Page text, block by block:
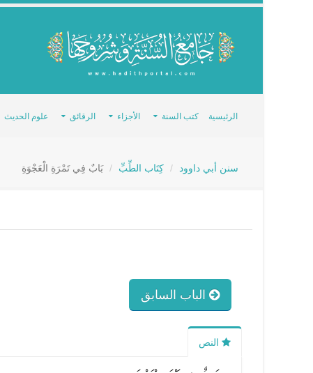
الرئيسية كتب السنة الأجزاء الرقائق علوم الحديث
سنن أبي داوود كِتَاب الطِّبِّ بَابٌ فِي تَمْرَةِ الْعَجْوَةِ
الباب السابق
النص